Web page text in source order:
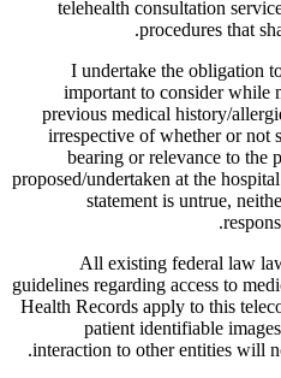
telehealth consultation
procedures that
I undertake the obligation
important to consider while
previous medical history/
irrespective of whether or not
bearing or relevance to the
proposed/undertaken at the
statement is untrue,
All existing federal law
guidelines regarding access to
Health Records apply to this
patient identifiable
interaction to other entities will